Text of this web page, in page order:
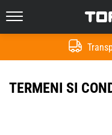
Top4Sport.ro
TERMENI SI